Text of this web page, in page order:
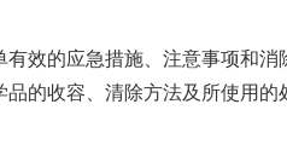
效的应急措施、注意事项和
的收容、清除方法及所使用的